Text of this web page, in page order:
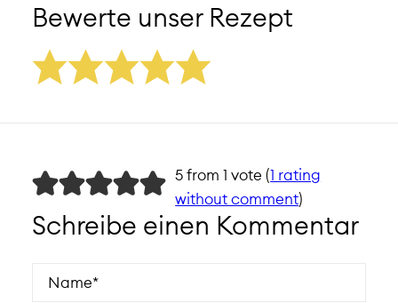
Bewerte unser Rezept
5 from 1 vote (1 rating
without comment)
Schreibe einen Kommentar